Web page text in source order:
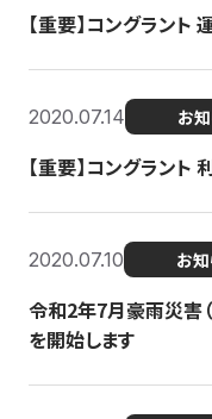
【重要】コングラン
2020.07.14 お
【重要】コングラン
2020.07.10 お
令和2年7月豪雨災害
を開始します